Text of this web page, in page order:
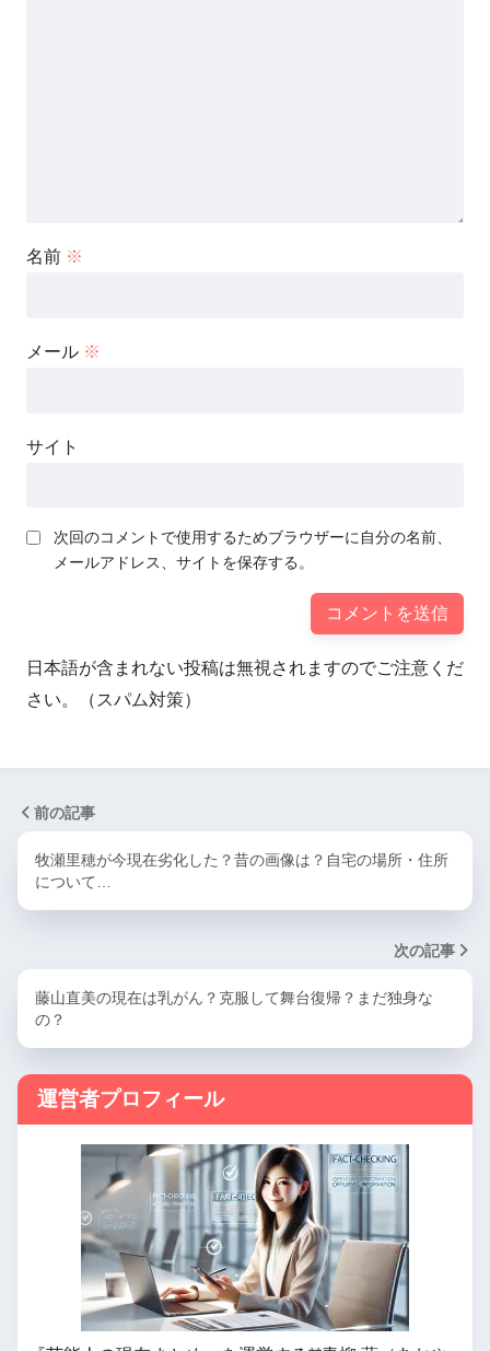
名前 ※
メール ※
サイト
次回のコメントで使用するためブラウザーに自分の名前、
メールアドレス、サイトを保存する。
日本語が含まれない投稿は無視されますのでご注意くだ
さい。（スパム対策）
前の記事
牧瀬里穂が今現在劣化した？昔の画像は？自宅の場所・住所
について…
次の記事
藤山直美の現在は乳がん？克服して舞台復帰？まだ独身な
の？
運営者プロフィール